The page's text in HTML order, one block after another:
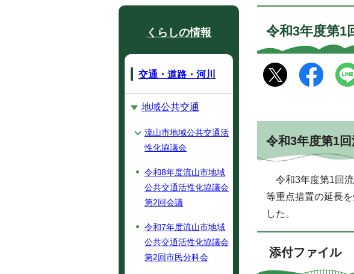
令和3年度第1
令和3年度第1
令和3年度第1回流
等重点措置の延長
した。
添付ファイル
くらしの情報
交通・道路・河川
地域公共交通
流山市地域公共交通活
性化協議会
令和8年度流山市地域
公共交通活性化協議会
第2回会議
令和7年度流山市地域
公共交通活性化協議会
第2回市民分科会